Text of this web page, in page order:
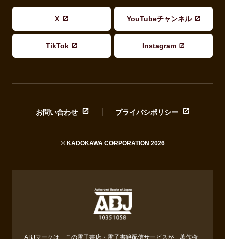
X YouTubeチャンネル
TikTok Instagram
お問い合わせ プライバシポリシー
© KADOKAWA CORPORATION 2026
ABJマークは、この電子書店・電子書籍配信サービスが、著作権